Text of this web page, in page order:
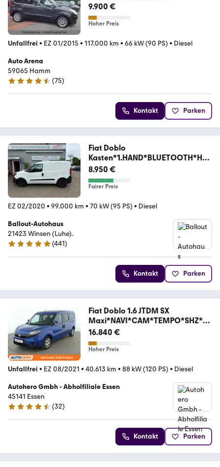
9.900 €
Hoher Preis
Unfallfrei • EZ 01/2015 • 117.000 km • 66 kW (90 PS) • Diesel
Auto Arena
59065 Hamm
4.5 Sterne
(75)
Kontakt Parken
Fiat Doblo
Kasten*1.HAND*BLUETOOTH*HU
NEU*EURO6
8.950 €
Fairer Preis
EZ 02/2020 • 99.000 km • 70 kW (95 PS) • Diesel
Ballout-Autohaus
21423 Winsen (Luhe).
4.9 Sterne
(441)
Kontakt Parken
Fiat Doblo 1.6 JTDM SX
Maxi*NAVI*CAM*TEMPO*SHZ*KL
IMA*
16.840 €
Hoher Preis
Unfallfrei • EZ 08/2021 • 40.613 km • 88 kW (120 PS) • Diesel
Autohero Gmbh - Abholfiliale Essen
45141 Essen
4.7 Sterne
(32)
Kontakt Parken